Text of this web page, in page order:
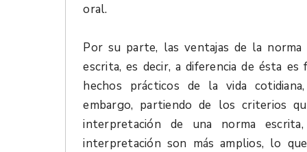
oral.
Por su parte, las ventajas de la
escrita, es decir, a diferencia de ésta
hechos prácticos de la vida
embargo, partiendo de los criterios
interpretación de una norma
interpretación son más amplios, lo